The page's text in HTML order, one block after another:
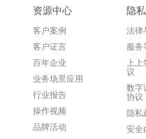
资源中心
客户案例
客户证言
百年企业
业务场景应用
行业报告
操作视频
品牌活动
隐
法律
服务
上
议
数字
协议
隐私
安全